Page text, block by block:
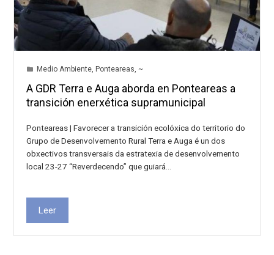
Medio Ambiente, Ponteareas, ~
A GDR Terra e Auga aborda en Ponteareas a
transición enerxética supramunicipal
Ponteareas | Favorecer a transición ecolóxica do territorio do
Grupo de Desenvolvemento Rural Terra e Auga é un dos
obxectivos transversais da estratexia de desenvolvemento
local 23-27 “Reverdecendo” que guiará…
Leer